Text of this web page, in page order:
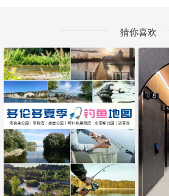
猜你喜欢